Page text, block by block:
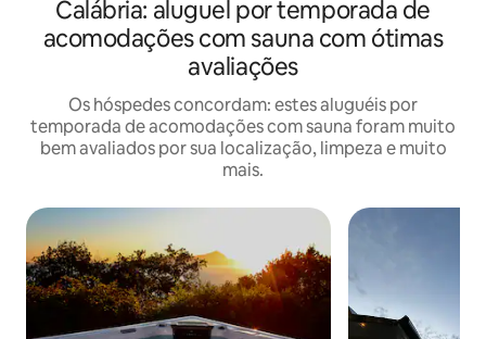
Calábria: aluguel por temporada de
acomodações com sauna com ótimas
avaliações
Os hóspedes concordam: estes aluguéis por
temporada de acomodações com sauna foram muito
bem avaliados por sua localização, limpeza e muito
mais.